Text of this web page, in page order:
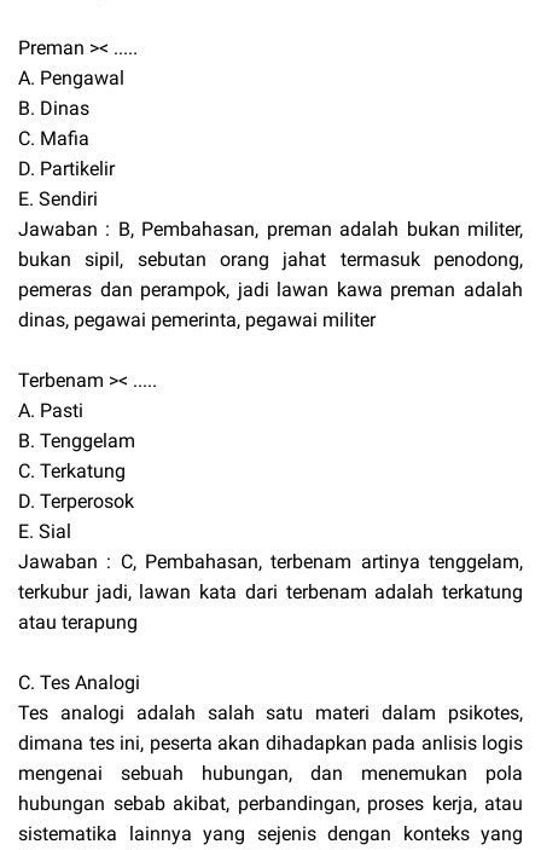
Preman >< .....
A. Pengawal
B. Dinas
C. Mafia
D. Partikelir
E. Sendiri
Jawaban : B, Pembahasan, preman adalah bukan militer,
bukan sipil, sebutan orang jahat termasuk penodong,
pemeras dan perampok, jadi lawan kawa preman adalah
dinas, pegawai pemerinta, pegawai militer
Terbenam >< .....
A. Pasti
B. Tenggelam
C. Terkatung
D. Terperosok
E. Sial
Jawaban : C, Pembahasan, terbenam artinya tenggelam,
terkubur jadi, lawan kata dari terbenam adalah terkatung
atau terapung
C. Tes Analogi
Tes analogi adalah salah satu materi dalam psikotes,
dimana tes ini, peserta akan dihadapkan pada anlisis logis
mengenai sebuah hubungan, dan menemukan pola
hubungan sebab akibat, perbandingan, proses kerja, atau
sistematika lainnya yang sejenis dengan konteks yang